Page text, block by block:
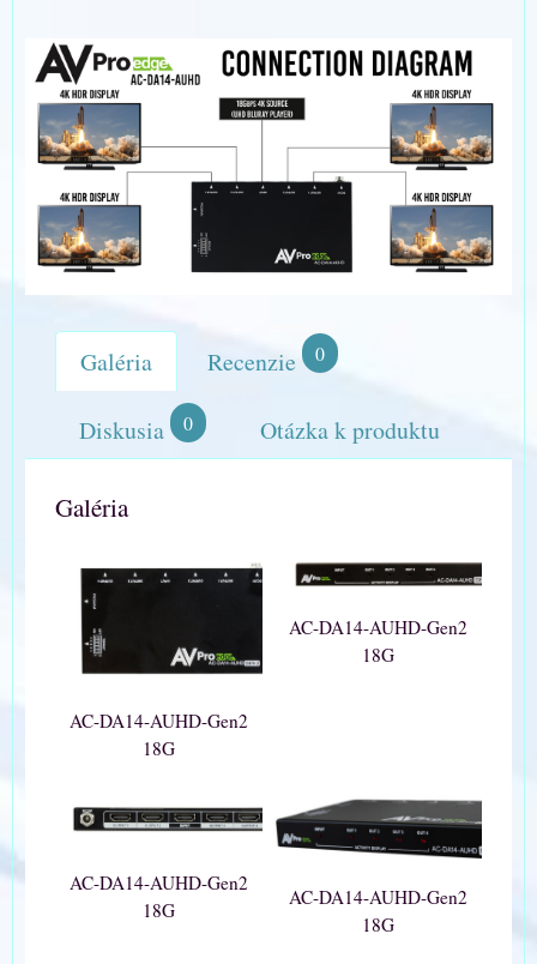
Galéria Recenzie 0
Diskusia 0 Otázka k produktu
Galéria
AC-DA14-AUHD-Gen2
18G
AC-DA14-AUHD-Gen2
18G
AC-DA14-AUHD-Gen2
18G
AC-DA14-AUHD-Gen2
18G